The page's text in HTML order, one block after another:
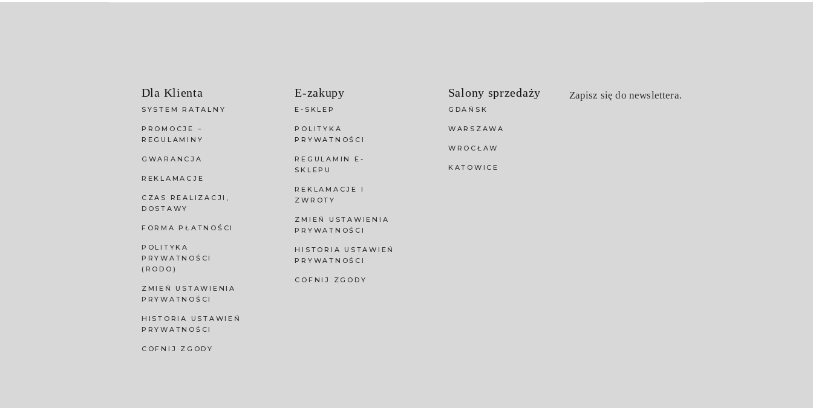
Dla Klienta
SYSTEM RATALNY
PROMOCJE –
REGULAMINY
GWARANCJA
REKLAMACJE
CZAS REALIZACJI,
DOSTAWY
FORMA PŁATNOŚCI
POLITYKA
PRYWATNOŚCI
(RODO)
ZMIEŃ USTAWIENIA
PRYWATNOŚCI
HISTORIA USTAWIEŃ
PRYWATNOŚCI
COFNIJ ZGODY
E-zakupy
E-SKLEP
POLITYKA
PRYWATNOŚCI
REGULAMIN E-
SKLEPU
REKLAMACJE I
ZWROTY
ZMIEŃ USTAWIENIA
PRYWATNOŚCI
HISTORIA USTAWIEŃ
PRYWATNOŚCI
COFNIJ ZGODY
Salony sprzedaży
GDAŃSK
WARSZAWA
WROCŁAW
KATOWICE
Zapisz się do newslettera.